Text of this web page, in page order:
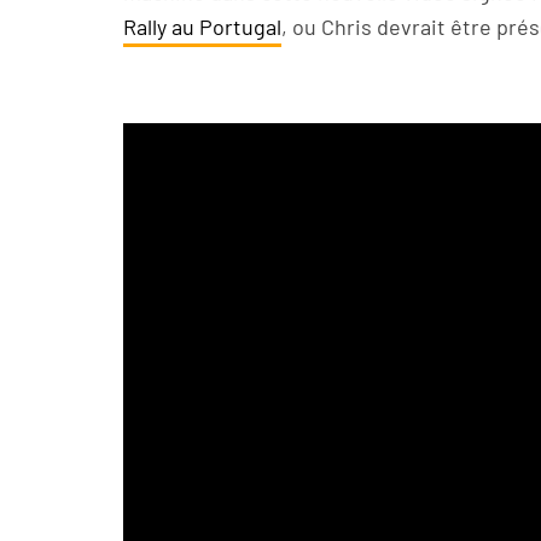
Rally au Portugal, ou Chris devrait être